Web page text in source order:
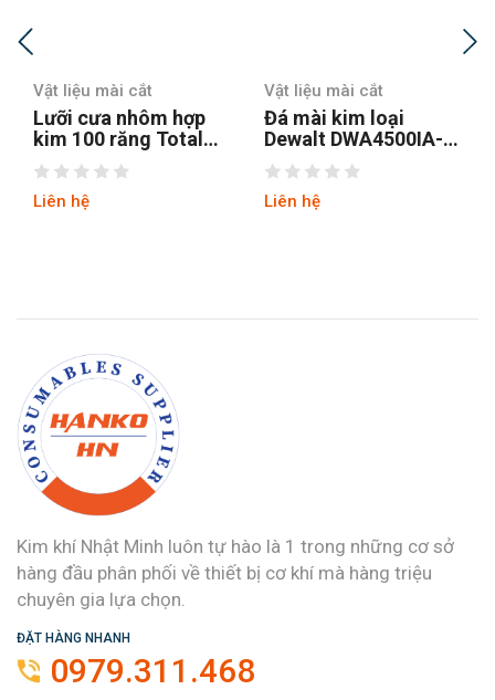
Vật liệu mài cắt
Đá mài kim loại
Dewalt DWA4500IA-
B1 100x6x16mm
Liên hệ
Vật liệu mài cắt
Đá mài Makita D-
28341 125 x 22,23
mm
Liên hệ
Kim khí Nhật Minh luôn tự hào là 1 trong những cơ sở
hàng đầu phân phối về thiết bị cơ khí mà hàng triệu
chuyên gia lựa chọn.
ĐẶT HÀNG NHANH
0979.311.468